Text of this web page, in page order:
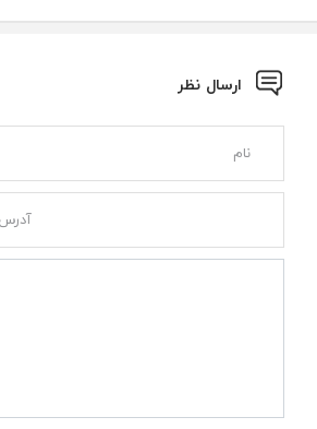
ارسال نظر